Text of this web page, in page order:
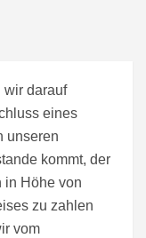
wir darauf
eines
unseren
kommt, der
in Höhe von
zu zahlen
vom